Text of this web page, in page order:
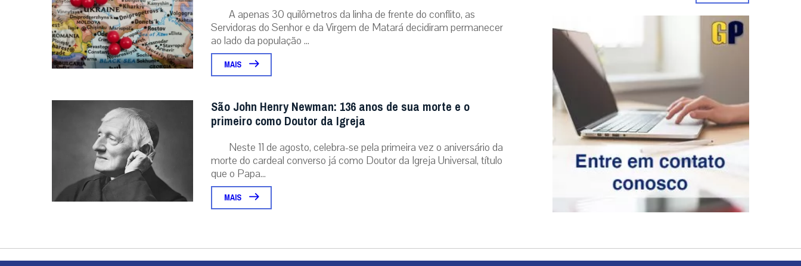
A apenas 30 quilômetros da linha de frente do conflito, as
Servidoras do Senhor e da Virgem de Matará decidiram permanecer
ao lado da população ...
MAIS
São John Henry Newman: 136 anos de sua morte e o
primeiro como Doutor da Igreja
Neste 11 de agosto, celebra-se pela primeira vez o aniversário da
morte do cardeal converso já como Doutor da Igreja Universal, título
que o Papa...
MAIS